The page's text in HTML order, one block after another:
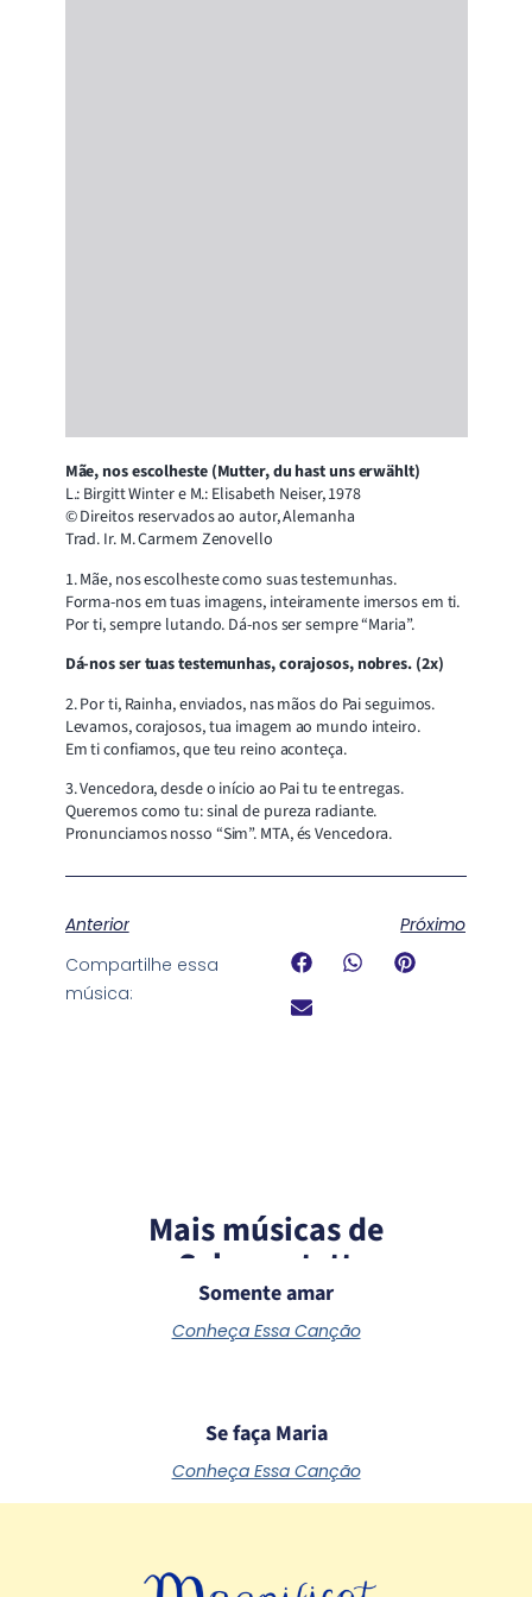
Mãe, nos escolheste (Mutter, du hast uns erwählt)
L.: Birgitt Winter e M.: Elisabeth Neiser, 1978
© Direitos reservados ao autor, Alemanha
Trad. Ir. M. Carmem Zenovello
1. Mãe, nos escolheste como suas testemunhas.
Forma-nos em tuas imagens, inteiramente imersos em ti.
Por ti, sempre lutando. Dá-nos ser sempre “Maria”.
Dá-nos ser tuas testemunhas, corajosos, nobres. (2x)
2. Por ti, Rainha, enviados, nas mãos do Pai seguimos.
Levamos, corajosos, tua imagem ao mundo inteiro.
Em ti confiamos, que teu reino aconteça.
3. Vencedora, desde o início ao Pai tu te entregas.
Queremos como tu: sinal de pureza radiante.
Pronunciamos nosso “Sim”. MTA, és Vencedora.
Anterior
Próximo
Compartilhe essa
música:
Mais músicas de
Schoenstatt
Somente amar
Conheça Essa Canção
Se faça Maria
Conheça Essa Canção